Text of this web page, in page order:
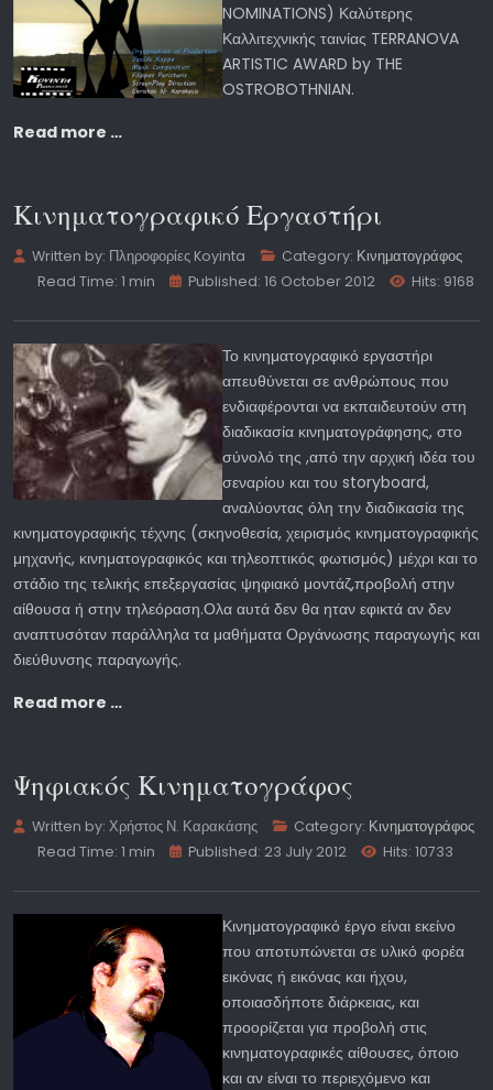
NOMINATIONS) Καλύτερης
Καλλιτεχνικής ταινίας TERRANOVA
ARTISTIC AWARD by THE
OSTROBOTHNIAN.
Read more …
Κινηματογραφικό Εργαστήρι
Written by: Πληροφορίες Koyinta Category: Κινηματογράφος
Read Time: 1 min
Published: 16 October 2012 Hits: 9168
Το κινηματογραφικό εργαστήρι
απευθύνεται σε ανθρώπους που
ενδιαφέρονται να εκπαιδευτούν στη
διαδικασία κινηματογράφησης, στο
σύνολό της ,από την αρχική ιδέα του
σεναρίου και του storyboard,
αναλύοντας όλη την διαδικασία της
κινηματογραφικής τέχνης (σκηνοθεσία, χειρισμός κινηματογραφικής
μηχανής, κινηματογραφικός και τηλεοπτικός φωτισμός) μέχρι και το
στάδιο της τελικής επεξεργασίας ψηφιακό μοντάζ,προβολή στην
αίθουσα ή στην τηλεόραση.Ολα αυτά δεν θα ηταν εφικτά αν δεν
αναπτυσόταν παράλληλα τα μαθήματα Οργάνωσης παραγωγής και
διεύθυνσης παραγωγής.
Read more …
Ψηφιακός Κινηματογράφος
Written by:Χρήστος Ν. Καρακάσης Category: Κινηματογράφος
Read Time: 1 min
Published: 23 July 2012 Hits: 10733
Κινηματογραφικό έργο είναι εκείνο
που αποτυπώνεται σε υλικό φορέα
εικόνας ή εικόνας και ήχου,
οποιασδήποτε διάρκειας, και
προορίζεται για προβολή στις
κινηματογραφικές αίθουσες, όποιο
και αν είναι το περιεχόμενο και